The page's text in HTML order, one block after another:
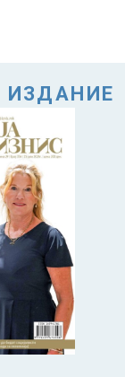
ИЗДАНИЕ